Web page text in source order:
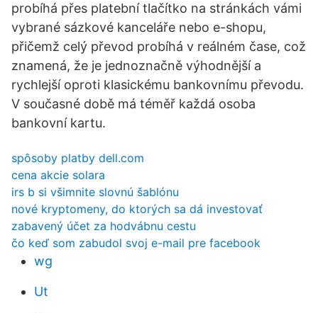
probíhá přes platební tlačítko na stránkách vámi
vybrané sázkové kanceláře nebo e-shopu,
přičemž celý převod probíhá v reálném čase, což
znamená, že je jednoznačně výhodnější a
rychlejší oproti klasickému bankovnímu převodu.
V současné době má téměř každá osoba
bankovní kartu.
spôsoby platby dell.com
cena akcie solara
irs b si všimnite slovnú šablónu
nové kryptomeny, do ktorých sa dá investovať
zabavený účet za hodvábnu cestu
čo keď som zabudol svoj e-mail pre facebook
wg
Ut